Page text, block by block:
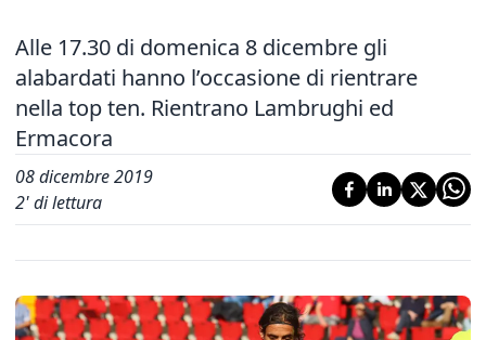
Alle 17.30 di domenica 8 dicembre gli
alabardati hanno l’occasione di rientrare
nella top ten. Rientrano Lambrughi ed
Ermacora
08 dicembre 2019
2' di lettura